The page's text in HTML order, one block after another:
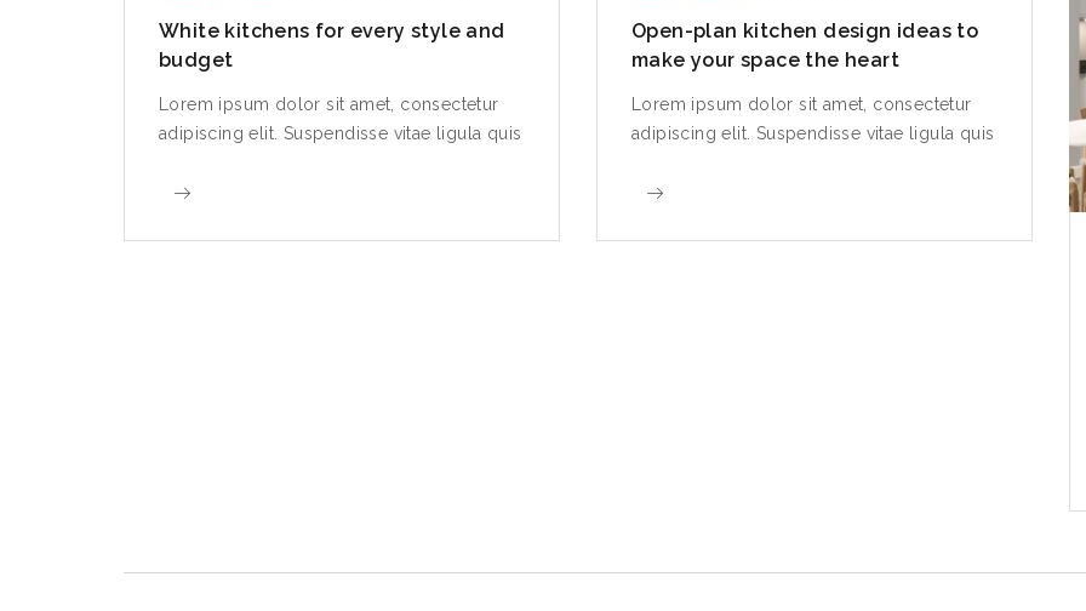
White kitchens for every style and
budget
Lorem ipsum dolor sit amet, consectetur
adipiscing elit. Suspendisse vitae ligula quis
Open-plan kitchen design ideas to
make your space the heart
Lorem ipsum dolor sit amet, consectetur
adipiscing elit. Suspendisse vitae ligula quis